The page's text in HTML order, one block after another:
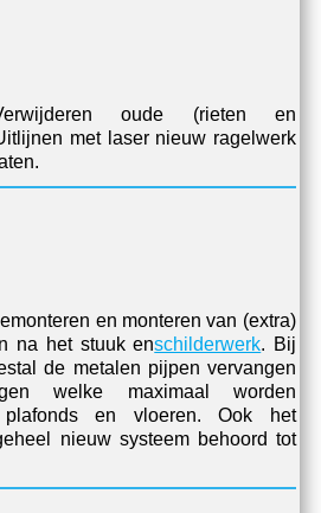
oude (rieten en
met laser nieuw ragelwerk
en monteren van (extra)
na het stuuk enschilderwerk. Bij
de metalen pijpen vervangen
welke maximaal worden
en vloeren. Ook het
nieuw systeem behoord tot